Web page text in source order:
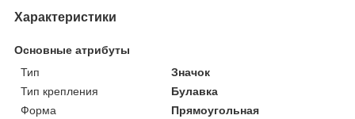
Характеристики
Основные атрибуты
Тип
Значок
Тип крепления
Булавка
Форма
Прямоугольная